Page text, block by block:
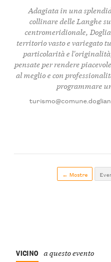
Adagiata in una
collinare delle Langhe
centromeridionale,
territorio vasto e variegato
particolarità e
pensate per rendere
al meglio e con
programmare
← Mostre
VICINO a questo evento